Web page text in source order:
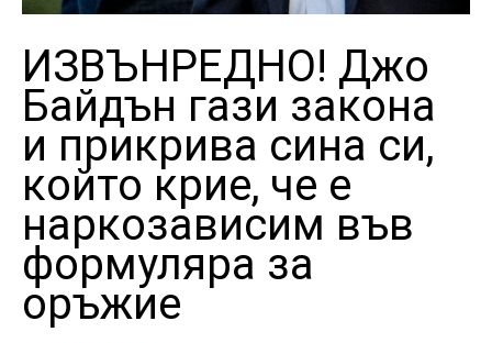
ИЗВЪНРЕДНО! Джо
Байдън гази закона
и прикрива сина си,
който крие, че е
наркозависим във
формуляра за
оръжие